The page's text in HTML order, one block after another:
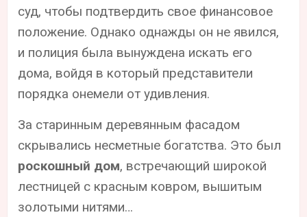
суд, чтобы подтвердить свое финансовое
положение. Однако однажды он не явился,
и полиция была вынуждена искать его
дома, войдя в который представители
порядка онемели от удивления.
За старинным деревянным фасадом
скрывались несметные богатства. Это был
роскошный дом, встречающий широкой
лестницей с красным ковром, вышитым
золотыми нитями…